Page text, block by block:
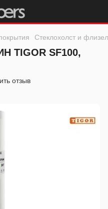
Стеклохолст и
SF100,
отзыв